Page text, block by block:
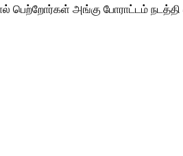
பெற்றோர்கள் அங்கு போராட்டம்